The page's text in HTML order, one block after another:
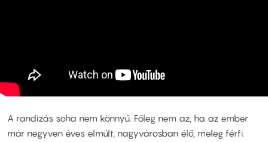
A randizás soha nem könnyű. Főleg nem az, ha az ember
már negyven éves elmúlt, nagyvárosban élő, meleg férfi.